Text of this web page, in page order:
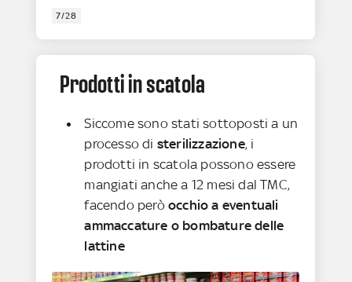
7/28
Prodotti in scatola
Siccome sono stati sottoposti a un
processo di sterilizzazione, i
prodotti in scatola possono essere
mangiati anche a 12 mesi dal TMC,
facendo peròocchio a eventuali
ammaccature o bombature delle
lattine